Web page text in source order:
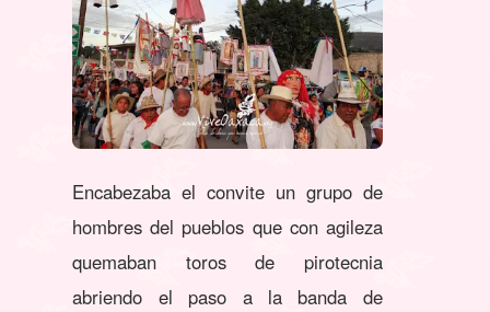
Encabezaba el convite un grupo de
hombres del pueblos que con agileza
quemaban toros de pirotecnia
abriendo el paso a la banda de